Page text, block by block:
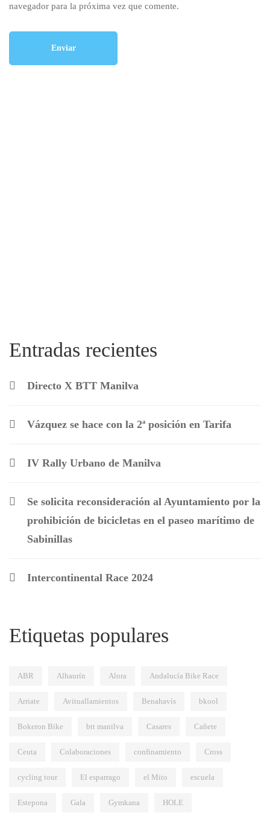
navegador para la próxima vez que comente.
Entradas recientes
Directo X BTT Manilva
Vázquez se hace con la 2ª posición en Tarifa
IV Rally Urbano de Manilva
Se solicita reconsideración al Ayuntamiento por la
prohibición de bicicletas en el paseo marítimo de
Sabinillas
Intercontinental Race 2024
Etiquetas populares
ABR Alhaurín Alora Andalucía Bike Race
Arriate Avituallamientos Benahavís bkool
Bokeron Bike btt manilva Casares Cañete
Ceuta Colaboraciones confinamiento Cross
cycling tour El esparrago el Mito escuela
Estepona Gala Gymkana HOLE